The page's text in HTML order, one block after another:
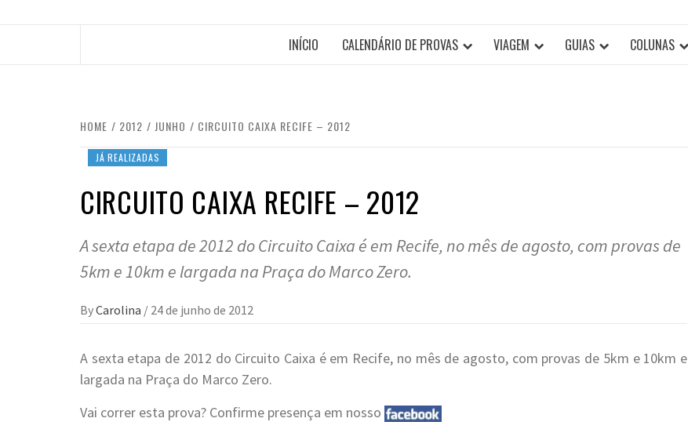
INÍCIO CALENDÁRIO DE PROVAS VIAGEM GUIAS COLUNAS
HOME 2012 JUNHO CIRCUITO CAIXA RECIFE – 2012
JÁ REALIZADAS
CIRCUITO CAIXA RECIFE – 2012
A sexta etapa de 2012 do Circuito Caixa é em Recife, no mês de agosto, com provas de
5km e 10km e largada na Praça do Marco Zero.
ByCarolina / 24 de junho de 2012
A sexta etapa de 2012 do Circuito Caixa é em Recife, no mês de agosto, com provas de 5km e 10km e
largada na Praça do Marco Zero.
Vai correr esta prova? Confirme presença em nosso